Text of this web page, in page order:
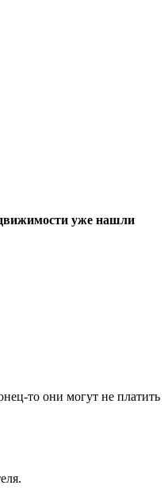
уже нашли
то они могут не платить